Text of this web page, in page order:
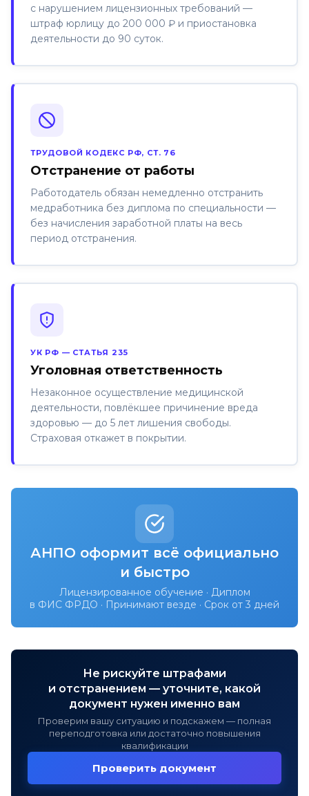
с нарушением лицензионных требований —
штраф юрлицу до 200 000 ₽ и приостановка
деятельности до 90 суток.
ТРУДОВОЙ КОДЕКС РФ, СТ. 76
Отстранение от работы
Работодатель обязан немедленно отстранить
медработника без диплома по специальности —
без начисления заработной платы на весь
период отстранения.
УК РФ — СТАТЬЯ 235
Уголовная ответственность
Незаконное осуществление медицинской
деятельности, повлёкшее причинение вреда
здоровью — до 5 лет лишения свободы.
Страховая откажет в покрытии.
АНПО оформит всё официально
и быстро
Лицензированное обучение · Диплом
в ФИС ФРДО · Принимают везде · Срок от 3 дней
Не рискуйте штрафами
и отстранением — уточните, какой
документ нужен именно вам
Проверим вашу ситуацию и подскажем — полная
переподготовка или достаточно повышения
квалификации
Проверить документ